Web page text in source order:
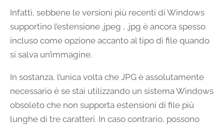
Infatti, sebbene le versioni più recenti di Windows
supportino l’estensione .jpeg , .jpg è ancora spesso
incluso come opzione accanto al tipo di file quando
si salva un’immagine.
In sostanza, l’unica volta che JPG è assolutamente
necessario è se stai utilizzando un sistema Windows
obsoleto che non supporta estensioni di file più
lunghe di tre caratteri. In caso contrario, possono